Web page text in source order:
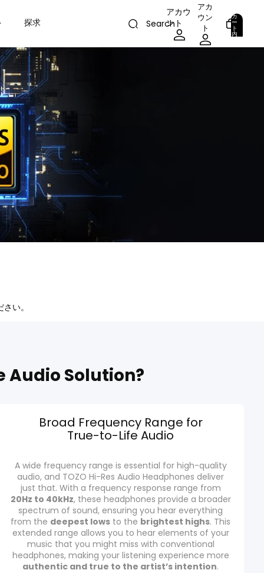
探求 Search
アカウ
ント
アカ
ウン
ト
カ
ー
ト
内
の
合
い。
Audio Solution?
Broad Frequency Range for
True-to-Life Audio
A wide frequency range is essential for high-quality
audio, and TOZO Hi-Res Audio Headphones deliver
just that. With a frequency response range from
20Hz to 40kHz, these headphones provide a broader
spectrum of sound, ensuring you hear everything
from the deepest lows to the brightest highs. This
extended range allows you to hear elements of your
music that you might miss with conventional
headphones, making your listening experience more
authentic and true to the artist’s intention.